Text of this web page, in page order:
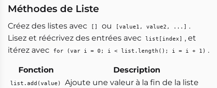
Méthodes de Liste
Créez des listes avec [] ou [value1, value2, ...] .
Lisez et réécrivez des entrées avec list[index] , et
itérez avec
for (var i = 0; i < list.length(); i = i + 1) .
Fonction Description
list.add(value) Ajoute une valeur à la fin de la liste